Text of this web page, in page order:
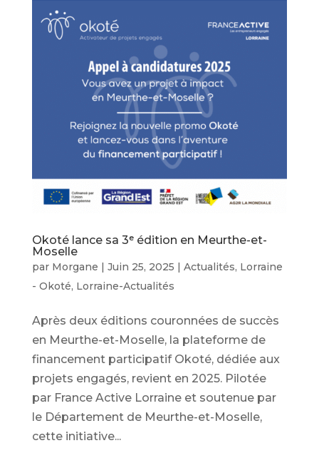
Okoté lance sa 3ᵉ édition en Meurthe-et-
Moselle
par Morgane | Juin 25, 2025 | Actualités, Lorraine
- Okoté, Lorraine-Actualités
Après deux éditions couronnées de succès
en Meurthe-et-Moselle, la plateforme de
financement participatif Okoté, dédiée aux
projets engagés, revient en 2025. Pilotée
par France Active Lorraine et soutenue par
le Département de Meurthe-et-Moselle,
cette initiative...